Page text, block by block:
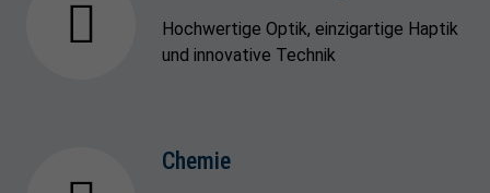
Hochwertige Optik, einzigartige Haptik
und innovative Technik
Chemie